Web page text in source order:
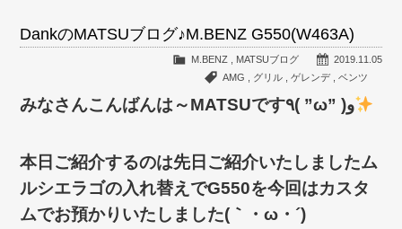
DankのMATSUブログ♪M.BENZ G550(W463A)
2019.11.05
M.BENZ
MATSUブログ
AMG
グリル, ゲレンデ, ベンツ
みなさんこんばんは～MATSUです٩( ”ω” )و
本日ご紹介するのは先日ご紹介いたしましたム
ルシエラゴの入れ替えでG550を今回はカスタ
ムでお預かりいたしました(｀・ω・´)ゞ